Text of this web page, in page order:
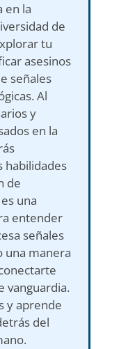
en la
de
tu
asesinos
señales
Al
y
en la
habilidades
de
una
entender
señales
una manera
vanguardia.
y aprende
del